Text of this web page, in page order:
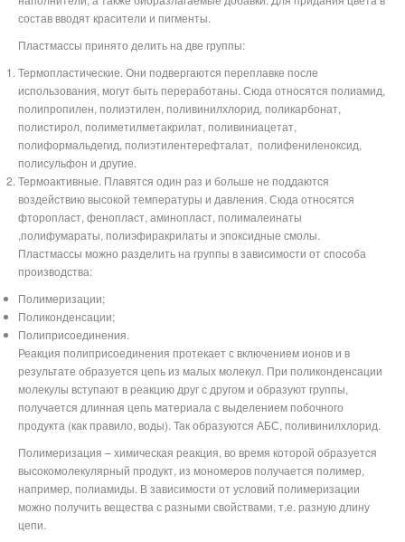
состав вводят красители и пигменты.
Пластмассы принято делить на две группы:
Термопластические. Они подвергаются переплавке после
использования, могут быть переработаны. Сюда относятся полиамид,
полипропилен, полиэтилен, поливинилхлорид, поликарбонат,
полистирол, полиметилметакрилат, поливиниацетат,
полиформальдегид, полиэтилентерефталат, полифениленоксид,
полисульфон и другие.
Термоактивные. Плавятся один раз и больше не поддаются
воздействию высокой температуры и давления. Сюда относятся
фторопласт, фенопласт, аминопласт, полималеинаты
,полифумараты, полиэфиракрилаты и эпоксидные смолы.
Пластмассы можно разделить на группы в зависимости от способа
производства:
Полимеризации;
Поликонденсации;
Полиприсоединения.
Реакция полиприсоединения протекает с включением ионов и в
результате образуется цепь из малых молекул. При поликонденсации
молекулы вступают в реакцию друг с другом и образуют группы,
получается длинная цепь материала с выделением побочного
продукта (как правило, воды). Так образуются АБС, поливинилхлорид.
Полимеризация – химическая реакция, во время которой образуется
высокомолекулярный продукт, из мономеров получается полимер,
например, полиамиды. В зависимости от условий полимеризации
можно получить вещества с разными свойствами, т.е. разную длину
цепи.